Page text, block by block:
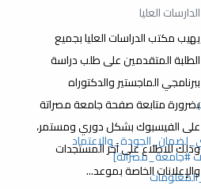
#جامعة_مصراتة]
الدارسات العليا
يهيب مكتب الدراسات العليا بجميع
الطلبة المتقدمين على طلب دراسة
ببرنامجي الماجستير والدكتوراه
بضرورة متابعة صفحة جامعة مصراتة
على الفيسبوك بشكل دوري ومستمر،
وذلك للاطلاع على آخر المستجدات
والإعلانات الخاصة بموعد...